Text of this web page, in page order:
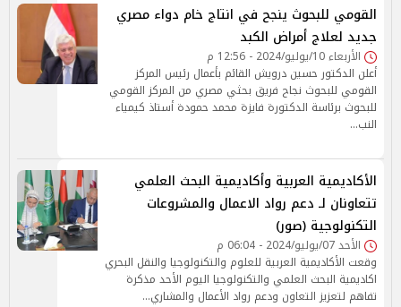
القومي للبحوث ينجح في انتاج خام دواء مصري
جديد لعلاج أمراض الكبد
الأربعاء 10/يوليو/2024 - 12:56 م
أعلن الدكتور حسين درويش القائم بأعمال رئيس المركز
القومي للبحوث نجاح فريق بحثي مصري من المركز القومي
للبحوث برئاسة الدكتورة فايزة محمد حمودة أستاذ كيمياء
النب…
الأكاديمية العربية وأكاديمية البحث العلمي
تتعاونان لـ دعم رواد الاعمال والمشروعات
التكنولوجية (صور)
الأحد 07/يوليو/2024 - 06:04 م
وقعت الأكاديمية العربية للعلوم والتكنولوجيا والنقل البحري
اكاديمية البحث العلمي والتكنولوجيا اليوم الأحد مذكرة
تفاهم لتعزيز التعاون ودعم رواد الأعمال والمشاري…